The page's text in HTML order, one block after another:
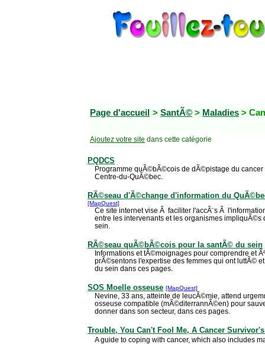
Page d'accueil > SantÃ© > Maladies >
Ajoutez votre site dans cette catégorie
PQDCS
Programme quÃ©bÃ©cois de dÃ©pistage du
Centre-du-QuÃ©bec.
RÃ©seau d'Ã©change d'information du
[MapQuest]
Ce site internet vise Ã faciliter l'accÃ¨s Ã
entre les intervenants et les organismes impliquÃ©s
sein.
RÃ©seau quÃ©bÃ©cois pour la santÃ© du sein
Informations et tÃ©moignages pour comprendre et
prÃ©sentons l'expertise des femmes qui ont luttÃ©
du sein dans ces pages.
SOS Moelle osseuse [MapQuest]
Nevine, 33 ans, atteinte de leucÃ©mie, attend
osseuse compatible (mÃ©diterrannÃ©en) pour
donner dans son secteur, dans ces pages.
Trouble, You Can't Fool Me, A Cancer
A guide to coping with cancer, which also includes